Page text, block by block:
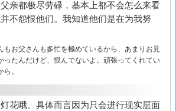
亲都极尽劳碌，基本上都不会怎么来看
不怨恨他们。我知道他们是在为我努
もお父さんも多忙を極めているから、あまりお見
ったんだけど、恨んでないよ。頑張ってくれてい
。
花哦。具体而言因为只会进行现实层面